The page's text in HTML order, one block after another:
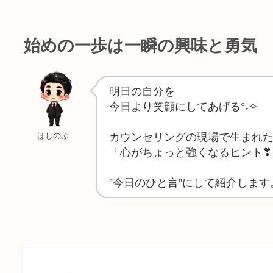
始めの一歩は一瞬の興味と勇気
ほしのぶ
明日の自分を
今日より笑顔にしてあげる°˖✧
カウンセリングの現場で生まれた
「心がちょっと強くなるヒント❣
”今日のひと言”にして紹介します